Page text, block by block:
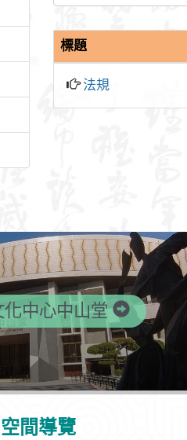
標題
法規
化中心中山堂
空間導覽